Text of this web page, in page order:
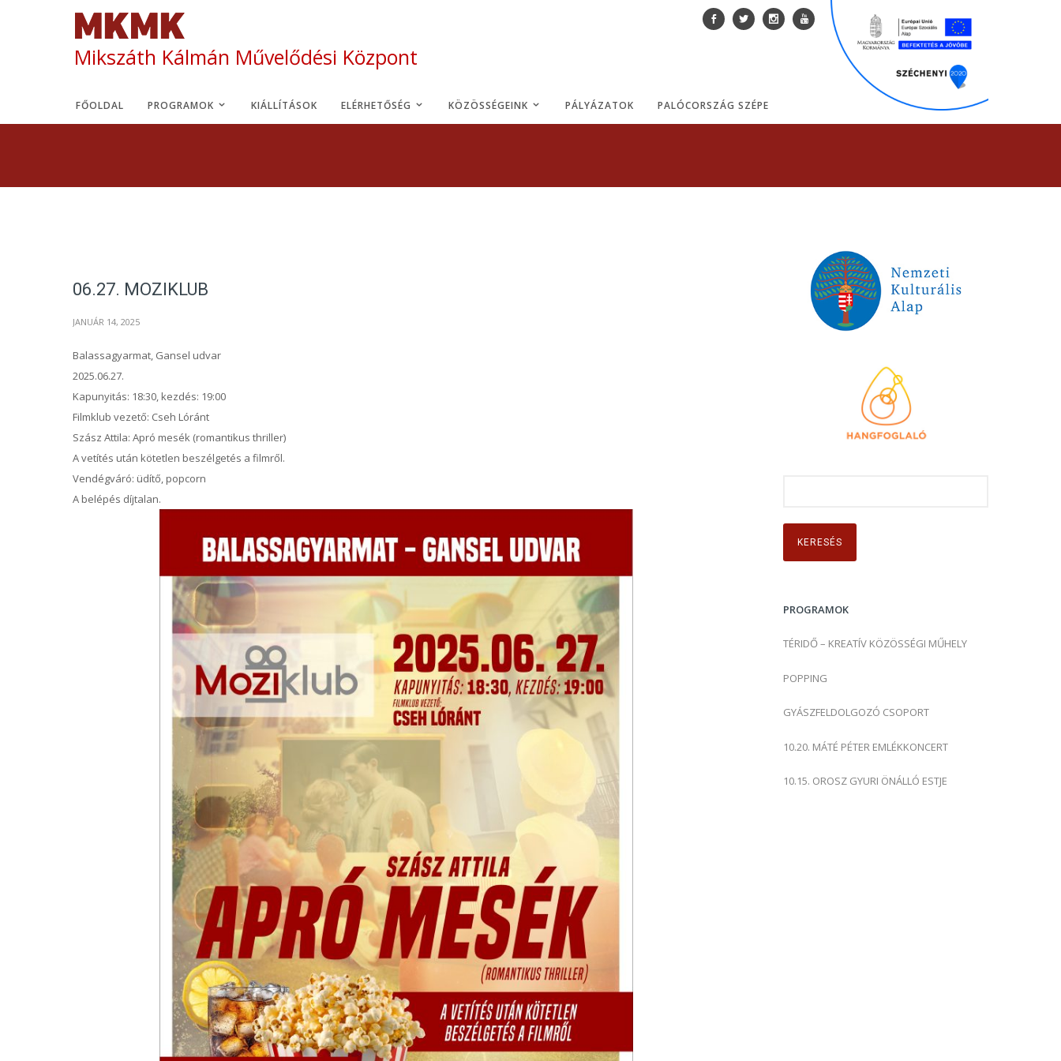
Mikszáth Kálmán Művelődési Központ
FŐOLDAL PROGRAMOK KIÁLLÍTÁSOK ELÉRHETŐSÉG KÖZÖSSÉGEINK PÁLYÁZATOK PALÓCORSZÁG SZÉPE
06.27. MOZIKLUB
JANUÁR 14, 2025
Balassagyarmat, Gansel udvar
2025.06.27.
Kapunyitás: 18:30, kezdés: 19:00
Filmklub vezető: Cseh Lóránt
Szász Attila: Apró mesék (romantikus thriller)
A vetítés után kötetlen beszélgetés a filmről.
Vendégváró: üdítő, popcorn
A belépés díjtalan.
r
s
:PROGRAMOK
TÉRIDŐ – KREATÍV KÖZÖSSÉGI MŰHELY
POPPING
GYÁSZFELDOLGOZÓ CSOPORT
10.20. MÁTÉ PÉTER EMLÉKKONCERT
10.15. OROSZ GYURI ÖNÁLLÓ ESTJE